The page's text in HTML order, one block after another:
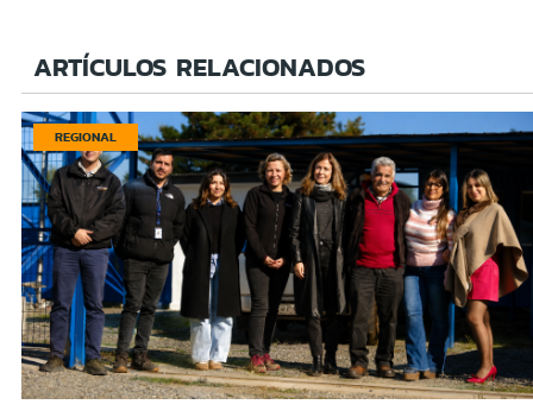
ARTÍCULOS RELACIONADOS
REGIONAL